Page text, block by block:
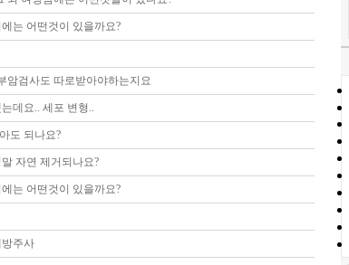
는 어떤것이 있을까요?
암검사도 따로받아야하는지요
데요.. 세포 변형..
도 되나요?
자연 제거되나요?
는 어떤것이 있을까요?
주사